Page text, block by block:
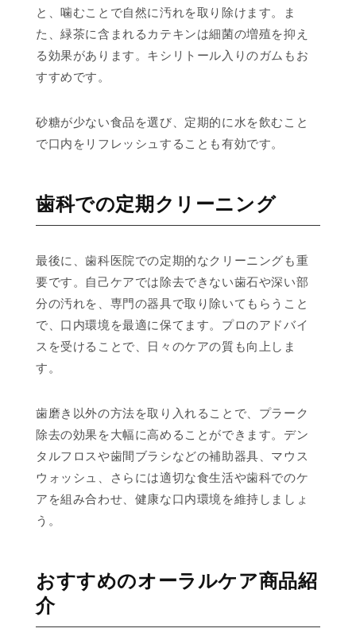
と、噛むことで自然に汚れを取り除けます。ま
た、緑茶に含まれるカテキンは細菌の増殖を抑え
る効果があります。キシリトール入りのガムもお
すすめです。
砂糖が少ない食品を選び、定期的に水を飲むこと
で口内をリフレッシュすることも有効です。
歯科での定期クリーニング
最後に、歯科医院での定期的なクリーニングも重
要です。自己ケアでは除去できない歯石や深い部
分の汚れを、専門の器具で取り除いてもらうこと
で、口内環境を最適に保てます。プロのアドバイ
スを受けることで、日々のケアの質も向上しま
す。
歯磨き以外の方法を取り入れることで、プラーク
除去の効果を大幅に高めることができます。デン
タルフロスや歯間ブラシなどの補助器具、マウス
ウォッシュ、さらには適切な食生活や歯科でのケ
アを組み合わせ、健康な口内環境を維持しましょ
う。
おすすめのオーラルケア商品紹
介